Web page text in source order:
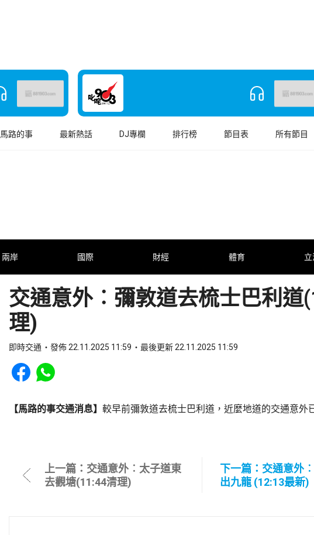
馬路的事 最新熱話 DJ專欄 排行榜 節目表 所有節目
兩岸 國際 財經 體育
交通意外︰彌敦道去梳士巴利道
理)
即時交通 發佈 22.11.2025 11:59 最後更新 22.11.2025 11:59
Share to Facebook
Share to WhatsApp
【馬路的事交通消息】 較早前彌敦道去梳士巴利道，近麼地道的交通意外
上一篇：交通意外︰太子道東
去觀塘(11:44清理)
下一篇：交通意外
出九龍 (12:13最新)